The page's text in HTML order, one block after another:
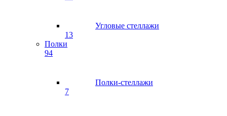
Угловые стеллажи
13
Полки
94
Полки-стеллажи
7